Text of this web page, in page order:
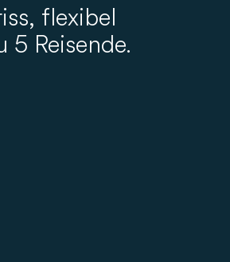
flexibel
5 Reisende.